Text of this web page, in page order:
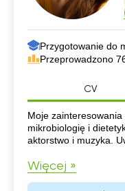
Przygotowanie do
Przeprowadzono
CV
CV
Moje zainteresowania
mikrobiologię i
aktorstwo i muzyka.
Więcej »